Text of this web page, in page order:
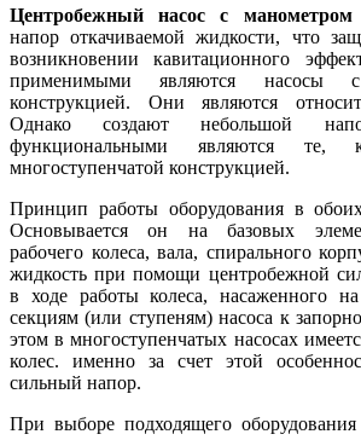
Центробежный насос с манометром
напор откачиваемой жидкости, что
возникновении кавитационного
применимыми являются насосы с
конструкцией. Они являются
Однако создают небольшой
функциональными являются те,
многоступенчатой конструкцией.
Принцип работы оборудования в
Основывается он на базовых
рабочего колеса, вала, спирального
жидкость при помощи центробежной
в ходе работы колеса, насаженного
секциям (или ступеням) насоса к
этом в многоступенчатых насосах
колес. именно за счет этой
сильный напор.
При выборе подходящего